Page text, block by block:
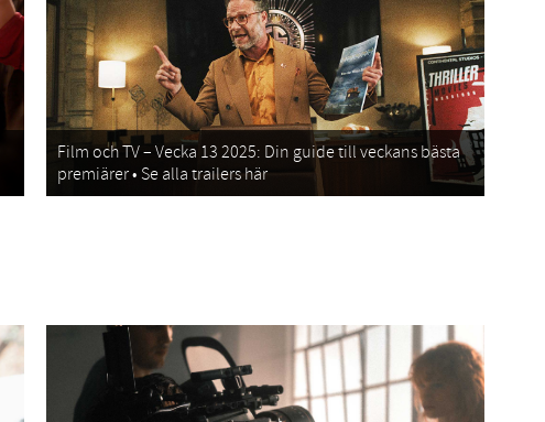
Film och TV – Vecka 13 2025: Din guide till veckans bästa
premiärer • Se alla trailers här